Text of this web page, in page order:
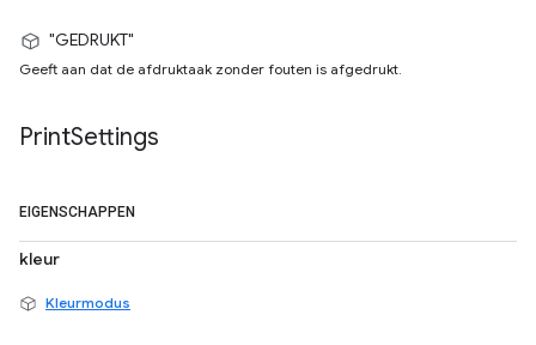
"GEDRUKT"
Geeft aan dat de afdruktaak zonder fouten is afgedrukt.
PrintSettings
EIGENSCHAPPEN
kleur
Kleurmodus